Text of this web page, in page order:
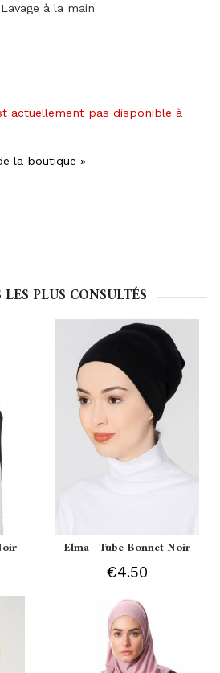
à la main
actuellement pas disponible à
la boutique »
PLUS CONSULTÉS
Elma - Tube Bonnet Noir
€4.50